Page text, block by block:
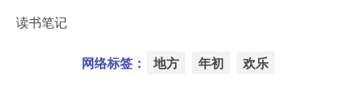
读书笔记
网络标签： 地方 年初 欢乐